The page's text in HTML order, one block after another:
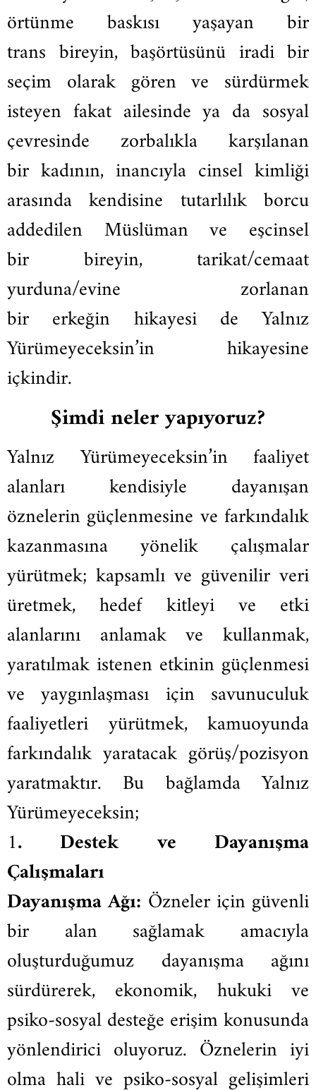
örtünme baskısı yaşayan bir
trans bireyin, başörtüsünü iradi bir
seçim olarak gören ve sürdürmek
isteyen fakat ailesinde ya da sosyal
çevresinde zorbalıkla karşılanan
bir kadının, inancıyla cinsel kimliği
arasında kendisine tutarlılık borcu
addedilen Müslüman ve eşcinsel
bir bireyin, tarikat/cemaat
yurduna/evine zorlanan
bir erkeğin hikayesi de Yalnız
Yürümeyeceksin’in hikayesine
içkindir.
Şimdi neler yapıyoruz?
Yalnız Yürümeyeceksin’in faaliyet
alanları kendisiyle dayanışan
öznelerin güçlenmesine ve farkındalık
kazanmasına yönelik çalışmalar
yürütmek; kapsamlı ve güvenilir veri
üretmek, hedef kitleyi ve etki
alanlarını anlamak ve kullanmak,
yaratılmak istenen etkinin güçlenmesi
ve yaygınlaşması için savunuculuk
faaliyetleri yürütmek, kamuoyunda
farkındalık yaratacak görüş/pozisyon
yaratmaktır. Bu bağlamda Yalnız
Yürümeyeceksin;
1.⁠ ⁠Destek ve Dayanışma
Çalışmaları
Dayanışma Ağı: Özneler için güvenli
bir alan sağlamak amacıyla
oluşturduğumuz dayanışma ağını
sürdürerek, ekonomik, hukuki ve
psiko-sosyal desteğe erişim konusunda
yönlendirici oluyoruz. Öznelerin iyi
olma hali ve psiko-sosyal gelişimleri